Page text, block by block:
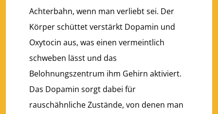
Achterbahn, wenn man verliebt sei. Der
Körper schüttet verstärkt Dopamin und
Oxytocin aus, was einen vermeintlich
schweben lässt und das
Belohnungszentrum ihm Gehirn aktiviert.
Das Dopamin sorgt dabei für
rauschähnliche Zustände, von denen man